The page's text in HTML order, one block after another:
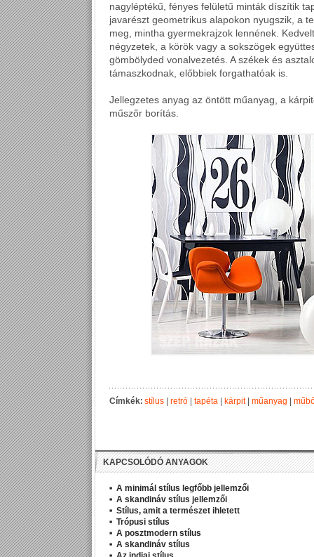
nagyléptékű, fényes felületű minták díszítik
javarészt geometrikus alapokon nyugszik, a
meg, mintha gyermekrajzok lennének.
négyzetek, a körök vagy a sokszögek
gömbölyded vonalvezetés. A székek és
támaszkodnak, előbbiek forgathatóak is.
Jellegzetes anyag az öntött műanyag, a
műszőr borítás.
Címkék:stílus retró tapéta kárpit| műanyag
KAPCSOLÓDÓ ANYAGOK
A minimál stílus legfőbb jellemzői
A skandináv stílus jellemzői
Stílus, amit a természet ihletett
Trópusi stílus
A posztmodern stílus
A skandináv stílus